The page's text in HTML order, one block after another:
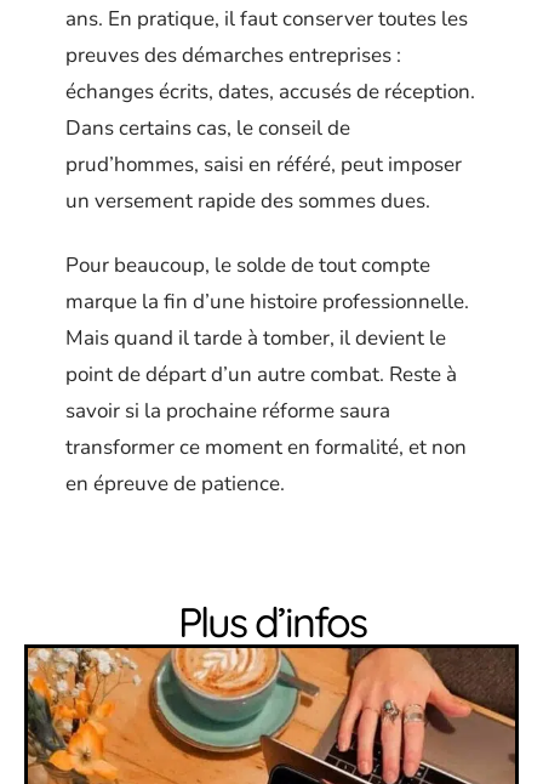
ans. En pratique, il faut conserver toutes les
preuves des démarches entreprises :
échanges écrits, dates, accusés de réception.
Dans certains cas, le conseil de
prud’hommes, saisi en référé, peut imposer
un versement rapide des sommes dues.
Pour beaucoup, le solde de tout compte
marque la fin d’une histoire professionnelle.
Mais quand il tarde à tomber, il devient le
point de départ d’un autre combat. Reste à
savoir si la prochaine réforme saura
transformer ce moment en formalité, et non
en épreuve de patience.
Plus d’infos